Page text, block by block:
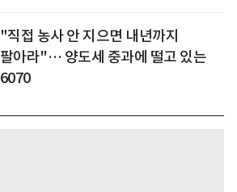
"직접 농사 안 지으면 내년까지
팔아라"… 양도세 중과에 떨고 있는
6070